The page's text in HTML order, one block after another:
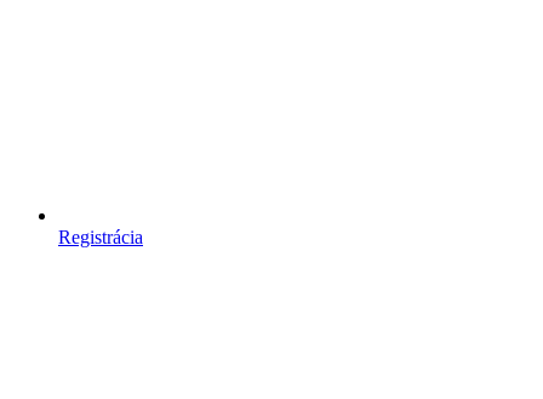
Registrácia